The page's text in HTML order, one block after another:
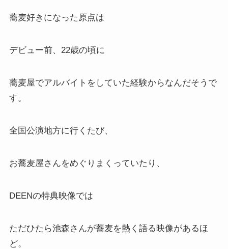
蕎麦好きになった原点は
デビュー前、22歳の頃に
蕎麦屋でアルバイトをしていた経験からなんだそうで
す。
全国公演地方に行くたび、
お蕎麦屋さんをめぐりまくっていたり、
DEENの特典映像では
ただひたら池森さんが蕎麦を熱く語る映像があるほ
ど。